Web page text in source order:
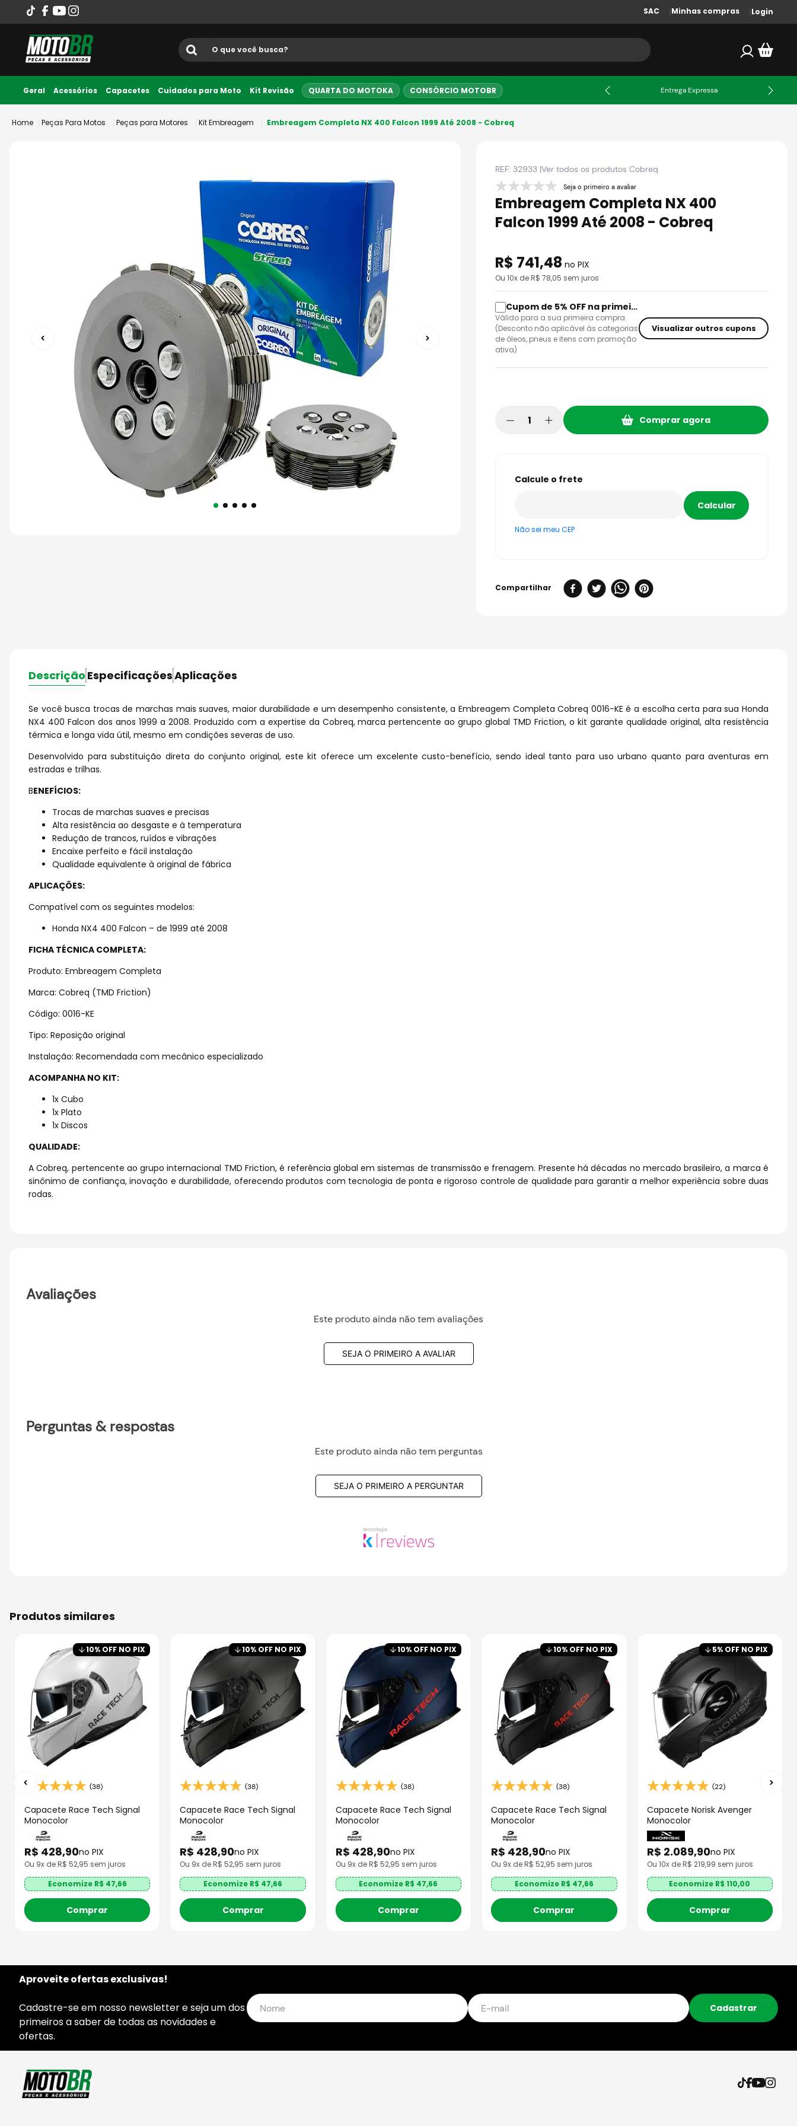
SAC Minhas compras Login
O que você busca?
Termos mais buscados
1º ls2
norisk
capacete ls2
axxis fenix
9 capacete aberto
10º race tech
Geral Acessórios Capacetes Cuidados para Moto Kit Revisão QUARTA DO MOTOKA CONSÓRCIO MOTOBR
Até 10x sem juros 5% OFF no PIX Entrega Expressa
Peças Para Motos Peças para Motores Kit Embreagem Embreagem Completa NX 400 Falcon 1999 Até 2008 - Cobreq
REF:32933 |Ver todos os produtosCobreq
Seja o primeiro a avaliar
Embreagem Completa NX 400
Falcon 1999 Até 2008 - Cobreq
R$ 741,48 no PIX
Ou10x de R$78,05 sem juros
Cupom de 5% OFF na primeira compra
Válido para a sua primeira compra.
(Desconto não aplicável às categorias
de óleos, pneus e itens com promoção
ativa)
Visualizar outros cupons
Comprar agora
Não sei meu CEP
Descrição EspecificaçõesAplicações
Se você busca trocas de marchas mais suaves, maior durabilidade e um desempenho consistente, a Embreagem Completa Cobreq 0016-KE é a escolha certa para sua Honda
NX4 400 Falcon dos anos 1999 a 2008. Produzido com a expertise da Cobreq, marca pertencente ao grupo global TMD Friction, o kit garante qualidade original, alta resistência
térmica e longa vida útil, mesmo em condições severas de uso.
Desenvolvido para substituição direta do conjunto original, este kit oferece um excelente custo-benefício, sendo ideal tanto para uso urbano quanto para aventuras em
estradas e trilhas.
BENEFÍCIOS:
Trocas de marchas suaves e precisas
Alta resistência ao desgaste e à temperatura
Redução de trancos, ruídos e vibrações
Encaixe perfeito e fácil instalação
Qualidade equivalente à original de fábrica
APLICAÇÕES:
Compatível com os seguintes modelos:
Honda NX4 400 Falcon – de 1999 até 2008
FICHA TÉCNICA COMPLETA:
Produto: Embreagem Completa
Marca: Cobreq (TMD Friction)
Código: 0016-KE
Tipo: Reposição original
Instalação: Recomendada com mecânico especializado
ACOMPANHA NO KIT:
1x Cubo
1x Plato
1x Discos
QUALIDADE:
A Cobreq, pertencente ao grupo internacional TMD Friction, é referência global em sistemas de transmissão e frenagem. Presente há décadas no mercado brasileiro, a marca é
sinônimo de confiança, inovação e durabilidade, oferecendo produtos com tecnologia de ponta e rigoroso controle de qualidade para garantir a melhor experiência sobre duas
rodas.
Avaliações
Este produto ainda não tem avaliações
SEJA O PRIMEIRO A AVALIAR
Perguntas & respostas
Este produto ainda não tem perguntas
SEJA O PRIMEIRO A PERGUNTAR
produtos similares
10% OFF NO PIX
(38)
Capacete Race Tech Signal
Monocolor
R$ 428,90no PIX
Ou 9x de R$ 52,95 sem juros
Economize R$ 47,66
Comprar
10% OFF NO PIX
(38)
Capacete Race Tech Signal
Monocolor
R$ 428,90no PIX
Ou 9x de R$52,95 sem juros
Economize R$ 47,66
Comprar
10% OFF NO PIX
(38)
Capacete Race Tech Signal
Monocolor
R$ 428,90no PIX
Ou 9x de R$ 52,95 sem juros
Economize R$ 47,66
Comprar
10% OFF NO PIX
(38)
Capacete Race Tech Signal
Monocolor
R$ 428,90no PIX
Ou 9x de R$52,95 sem juros
Economize R$ 47,66
Comprar
5% OFF NO PIX
(22)
Capacete Norisk Avenger
Monocolor
R$ 2.089,90no PIX
Ou 10x de R$ 219,99 sem juros
Economize R$110,00
Comprar
Aproveite ofertas exclusivas!
Cadastre-se em nosso newsletter e seja um dos
primeiros a saber de todas as novidades e
ofertas.
Cadastrar